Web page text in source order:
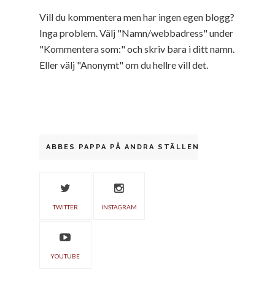
Vill du kommentera men har ingen egen blogg?
Inga problem. Välj "Namn/webbadress" under
"Kommentera som:" och skriv bara i ditt namn.
Eller välj "Anonymt" om du hellre vill det.
ABBES PAPPA PÅ ANDRA STÄLLEN
TWITTER INSTAGRAM
YOUTUBE